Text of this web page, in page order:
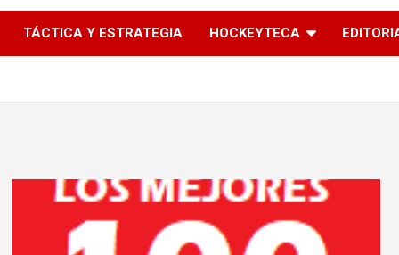
TÁCTICA Y ESTRATEGIA HOCKEYTECA